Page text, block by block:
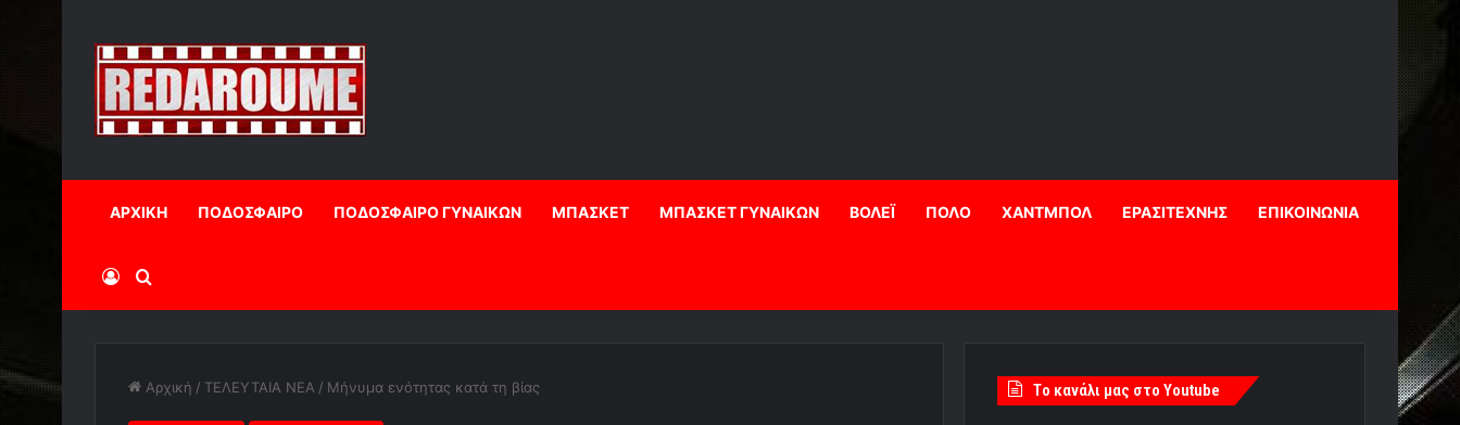
ΑΡΧΙΚΗ ΠΟΔΟΣΦΑΙΡΟ ΠΟΔΟΣΦΑΙΡΟ ΓΥΝΑΙΚΩΝ ΜΠΑΣΚΕΤ ΜΠΑΣΚΕΤ ΓΥΝΑΙΚΩΝ ΒΟΛΕΪ ΠΟΛΟ ΧΑΝΤΜΠΟΛ ΕΡΑΣΙΤΕΧΝΗΣ ΕΠΙΚΟΙΝΩΝΙΑ
Log InΑναζήτηση
Αρχική / ΤΕΛΕΥΤΑΙΑ ΝΕΑ / Μήνυμα ενότητας κατά τη βίας Tο κανάλι μας στο Youtube